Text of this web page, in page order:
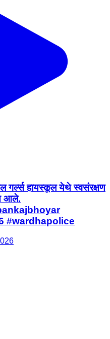
गर्ल्स हायस्कूल येथे स्वसंरक्षण
आले.
#wardhapolice